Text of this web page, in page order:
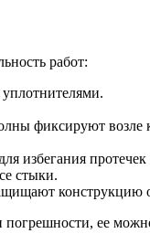
работ:
фиксируют возле
избегания протечек
стыки.
конструкцию
ее